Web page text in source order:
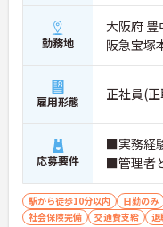
■ 運営に関わるやりが
自分の考えを活かした
・現場判断の余地があり
→ 「任されるやりがい」
■ 本部サポートありで安
困ったときも一人にな
・エリアマネージャーの
・人事・法務など専門部
・労務やトラブルも組織
勤務地
大阪府
阪急宝塚
雇用形態 正社員(
応募要件
■実務経
■管理者
駅から徒歩10分以内 日勤のみ
社会保険完備
交通費支給 退